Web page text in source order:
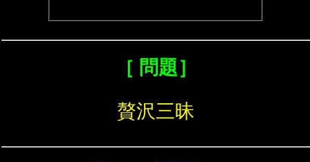
［ 問題］
贅沢三昧